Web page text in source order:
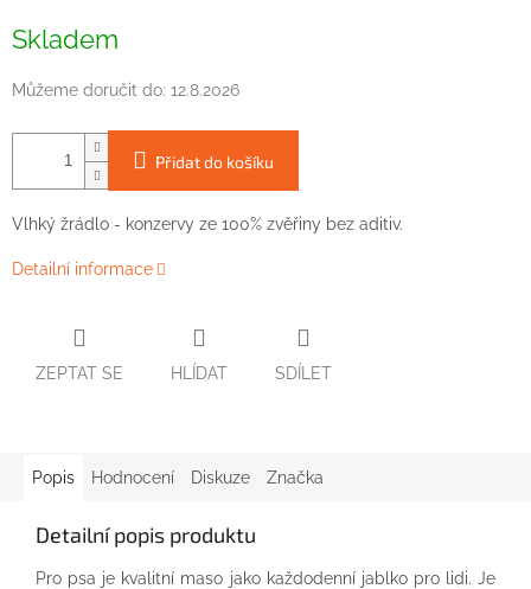
Skladem
Můžeme doručit do: 12.8.2026
Přidat do košíku
Vlhký žrádlo - konzervy ze 100% zvěřiny bez aditiv.
Detailní informace
ZEPTAT SE HLÍDAT SDÍLET
Popis Hodnocení Diskuze Značka
Detailní popis produktu
Pro psa je kvalitní maso jako každodenní jablko pro lidi. Je